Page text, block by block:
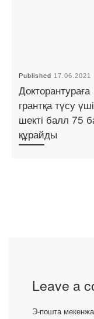
Published 17.06.2021
Докторантураға
грантқа түсу
шекті балл 75
құрайды
Leave a
Э-пошта